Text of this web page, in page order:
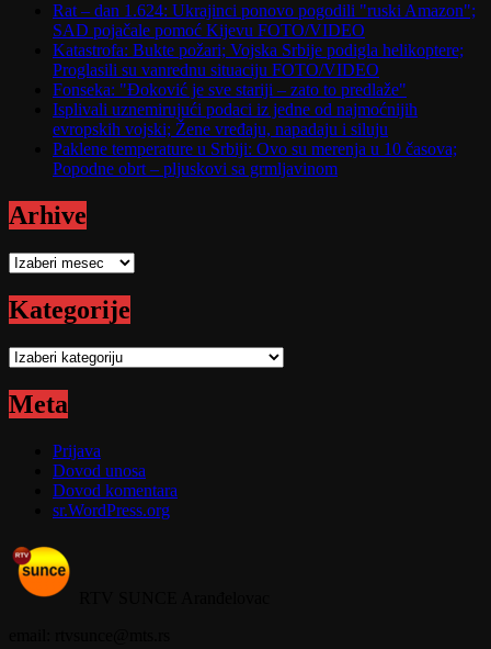
Rat – dan 1.624: Ukrajinci ponovo pogodili "ruski Amazon";
SAD pojačale pomoć Kijevu FOTO/VIDEO
Katastrofa: Bukte požari; Vojska Srbije podigla helikoptere;
Proglasili su vanrednu situaciju FOTO/VIDEO
Fonseka: "Đoković je sve stariji – zato to predlaže"
Isplivali uznemirujući podaci iz jedne od najmoćnijih
evropskih vojski; Žene vređaju, napadaju i siluju
Paklene temperature u Srbiji: Ovo su merenja u 10 časova;
Popodne obrt – pljuskovi sa grmljavinom
Arhive
Arhive
Kategorije
Kategorije
Meta
Prijava
Dovod unosa
Dovod komentara
sr.WordPress.org